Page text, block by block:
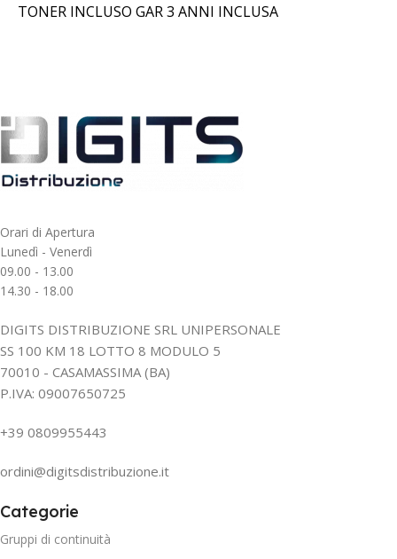
TONER INCLUSO GAR 3 ANNI INCLUSA
Orari di Apertura
Lunedì - Venerdì
09.00 - 13.00
14.30 - 18.00
DIGITS DISTRIBUZIONE SRL UNIPERSONALE
SS 100 KM 18 LOTTO 8 MODULO 5
70010 - CASAMASSIMA (BA)
P.IVA: 09007650725
+39 0809955443
ordini@digitsdistribuzione.it
Categorie
Gruppi di continuità